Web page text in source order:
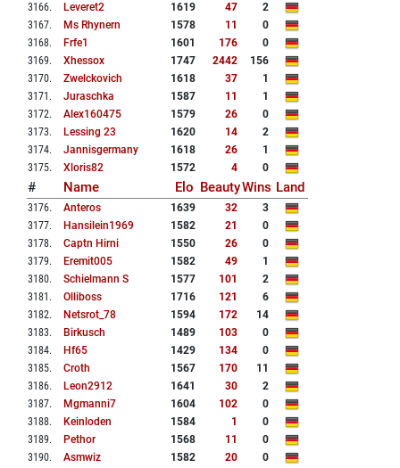
3166. Leveret2 1619 47
2
3167. Ms Rhynern 1578 11
0
3168. Frfe1 1601 176
0
3169. Xhessox 1747 2442
156
3170. Zwelckovich 1618 37
1
3171 . Juraschka 1587 11
1
3172. Alex160475 1579 26
0
3173. Lessing 23 1620 14
2
3174. Jannisgermany 1618 26
1
3175. Xloris82 1572 4 0
# Name Elo BeautyWins Land
3176. Anteros 1639 32
3
3177. Hansilein1969 1582 21
0
3178. Captn Hirni 1550 26
0
3179. Eremit005 1582 49
1
3180. Schielmann S 1577 101
2
3181 . Olliboss 1716 121
6
3182. Netsrot_78 1594 172
14
3183. Birkusch 1489 103
0
3184. Hf65 1429 134
0
3185. Croth 1567 170
11
3186. Leon2912 1641 30
2
3187. Mgmanni7 1604 102
0
3188. Keinloden 1584 1
0
3189. Pethor 1568 11
0
3190. Asmwiz 1582 20
0